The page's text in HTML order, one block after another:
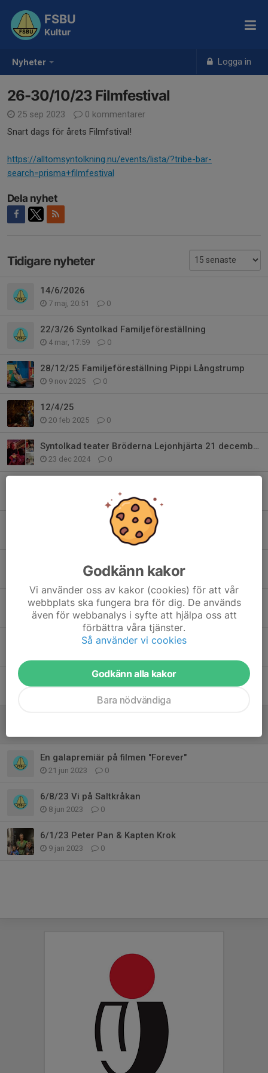
Nyheter Logga in
FSBU
Kultur
26-30/10/23 Filmfestival
25 sep 2023
0 kommentarer
Snart dags för årets Filmfstival!
https://alltomsyntolkning.nu/events/lista/?tribe-bar-
search=prisma+filmfestival
Dela nyhet
Tidigare nyheter
14/6/2026
7 maj, 20:51 0
22/3/26 Syntolkad Familjeföreställning
4 mar, 17:59 0
28/12/25 Familjeföreställning Pippi Långstrump
9 nov 2025 0
12/4/25
20 feb 2025 0
Syntolkad teater Bröderna Lejonhjärta 21 december 2024
23 dec 2024 0
0
21/12/24 Familjeföreställning Bröderna Lejonhjärta
4/8/24 Teater Ronja Rövardotter
18 mar 2024 0
28/4/24 Teater "Den fräcka kråkan"
4 mar 2024 0
20/1/24 Disney On Ice
17/12/23 Teater Emil i Lönneberga
En galapremiär på filmen "Forever"
21 jun 2023 0
6/8/23 Vi på Saltkråkan
8 jun 2023 0
6/1/23 Peter Pan & Kapten Krok
9 jan 2023 0
Godkänn kakor
Vi använder oss av kakor (cookies) för att vår
webbplats ska fungera bra för dig. De används
även för webbanalys i syfte att hjälpa oss att
förbättra våra tjänster.
Så använder vi cookies
Godkänn alla kakor
Bara nödvändiga